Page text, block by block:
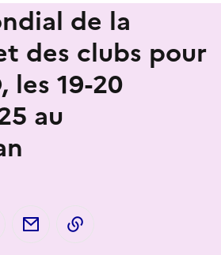
de la
des clubs pour
les 19-20
au
sur Twitter
Partager sur LinkedIn
Partager par email